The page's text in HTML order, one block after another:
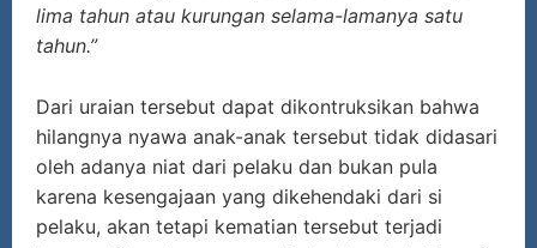
lima tahun atau kurungan selama-lamanya satu
tahun.”
Dari uraian tersebut dapat dikontruksikan bahwa
hilangnya nyawa anak-anak tersebut tidak didasari
oleh adanya niat dari pelaku dan bukan pula
karena kesengajaan yang dikehendaki dari si
pelaku, akan tetapi kematian tersebut terjadi